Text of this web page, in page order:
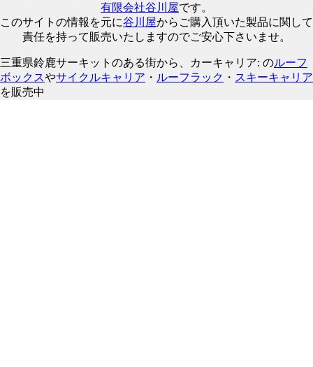
有限会社谷川屋です。
このサイトの情報を元に谷川屋からご購入頂いた製品に関して
責任を持って販売いたしますのでご安心下さいませ。
三重県鈴鹿サーキットのある街から、カーキャリア: のルーフ
ボックスやサイクルキャリア ・ ルーフラック ・ スキーキャリア
を販売中